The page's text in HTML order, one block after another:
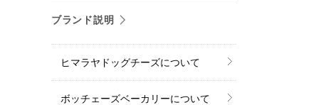
ブランド説明
ヒマラヤドッグチーズについて
ボッチェーズベーカリーについて